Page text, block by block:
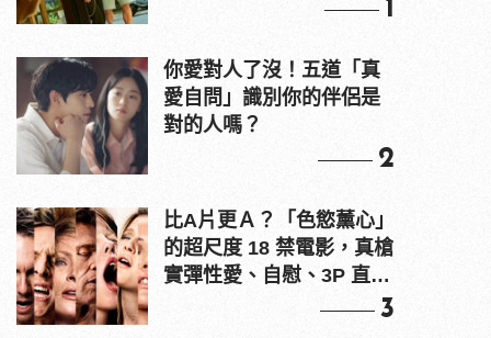
1
你愛對人了沒！五道「真
愛自問」識別你的伴侶是
對的人嗎？
2
比A片更Ａ？「色慾薰心」
的超尺度 18 禁電影，真槍
實彈性愛、自慰、3P 直接
3